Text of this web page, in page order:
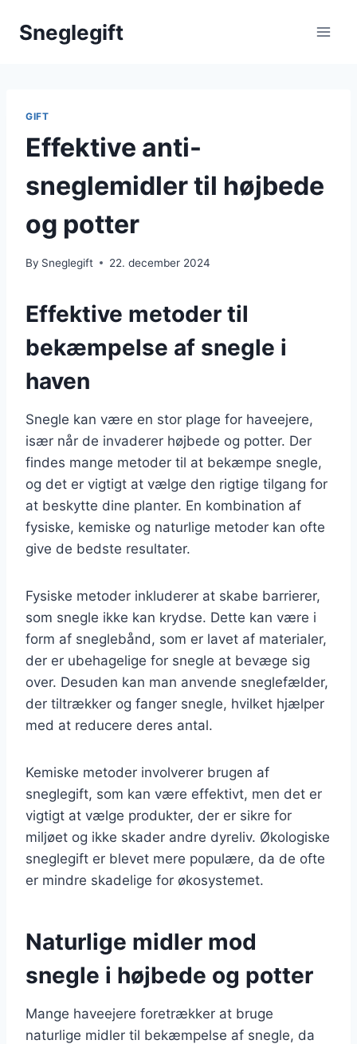
Sneglegift
GIFT
Effektive anti-
sneglemidler til højbede
og potter
By Sneglegift 22. december 2024
Effektive metoder til
bekæmpelse af snegle i
haven
Snegle kan være en stor plage for haveejere,
især når de invaderer højbede og potter. Der
findes mange metoder til at bekæmpe snegle,
og det er vigtigt at vælge den rigtige tilgang for
at beskytte dine planter. En kombination af
fysiske, kemiske og naturlige metoder kan ofte
give de bedste resultater.
Fysiske metoder inkluderer at skabe barrierer,
som snegle ikke kan krydse. Dette kan være i
form af sneglebånd, som er lavet af materialer,
der er ubehagelige for snegle at bevæge sig
over. Desuden kan man anvende sneglefælder,
der tiltrækker og fanger snegle, hvilket hjælper
med at reducere deres antal.
Kemiske metoder involverer brugen af
sneglegift, som kan være effektivt, men det er
vigtigt at vælge produkter, der er sikre for
miljøet og ikke skader andre dyreliv. Økologiske
sneglegift er blevet mere populære, da de ofte
er mindre skadelige for økosystemet.
Naturlige midler mod
snegle i højbede og potter
Mange haveejere foretrækker at bruge
naturlige midler til bekæmpelse af snegle, da